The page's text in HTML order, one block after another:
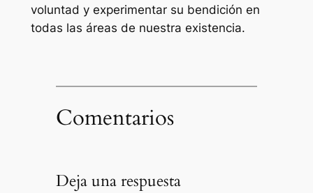
voluntad y experimentar su bendición en
todas las áreas de nuestra existencia.
Comentarios
Deja una respuesta